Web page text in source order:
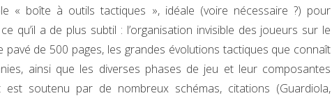
« boîte à outils tactiques », idéale (voire nécessaire ?) pour
qu’il a de plus subtil : l’organisation invisible des joueurs sur le
pavé de 500 pages, les grandes évolutions tactiques que connaît
ainsi que les diverses phases de jeu et leur composantes
soutenu par de nombreux schémas, citations (Guardiola,